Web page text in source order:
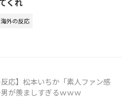
海外の反応
反応】松本いちか「素人ファン感
が羨ましすぎるｗｗｗ